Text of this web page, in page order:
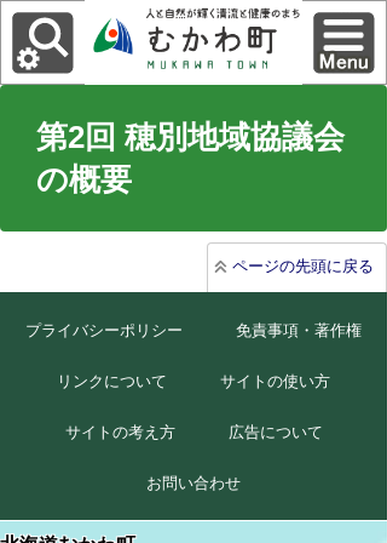
第2回 穂別地域協議会
の概要
ページの先頭に戻る
プライバシーポリシー 免責事項・著作権
リンクについて サイトの使い方
サイトの考え方 広告について
お問い合わせ